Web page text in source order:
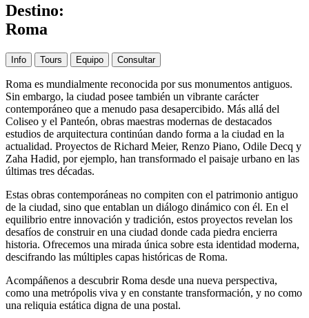
Destino:
Roma
Info Tours Equipo Consultar
Roma es mundialmente reconocida por sus monumentos antiguos.
Sin embargo, la ciudad posee también un vibrante carácter
contemporáneo que a menudo pasa desapercibido. Más allá del
Coliseo y el Panteón, obras maestras modernas de destacados
estudios de arquitectura continúan dando forma a la ciudad en la
actualidad. Proyectos de Richard Meier, Renzo Piano, Odile Decq y
Zaha Hadid, por ejemplo, han transformado el paisaje urbano en las
últimas tres décadas.
Estas obras contemporáneas no compiten con el patrimonio antiguo
de la ciudad, sino que entablan un diálogo dinámico con él. En el
equilibrio entre innovación y tradición, estos proyectos revelan los
desafíos de construir en una ciudad donde cada piedra encierra
historia. Ofrecemos una mirada única sobre esta identidad moderna,
descifrando las múltiples capas históricas de Roma.
Acompáñenos a descubrir Roma desde una nueva perspectiva,
como una metrópolis viva y en constante transformación, y no como
una reliquia estática digna de una postal.